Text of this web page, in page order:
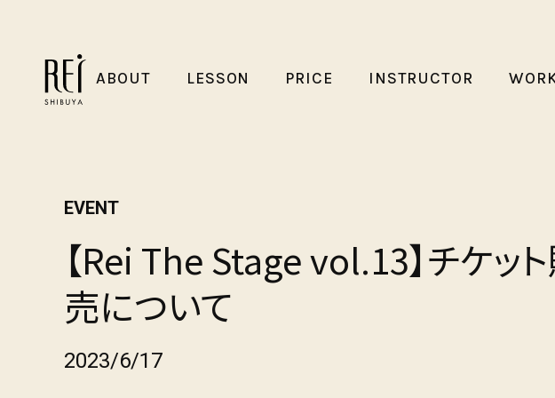
ABOUT LESSON PRICE INSTRUCTOR
EVENT
【Rei The Stage vol.13】チケッ
売について
2023/6/17